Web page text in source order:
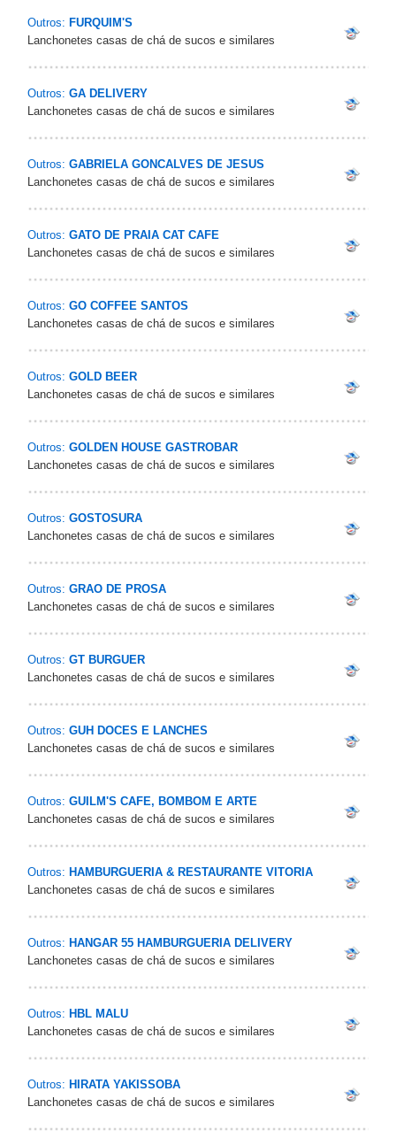
Outros: FURQUIM'S
Lanchonetes casas de chá de sucos e similares
Outros: GA DELIVERY
Lanchonetes casas de chá de sucos e similares
Outros: GABRIELA GONCALVES DE JESUS
Lanchonetes casas de chá de sucos e similares
Outros: GATO DE PRAIA CAT CAFE
Lanchonetes casas de chá de sucos e similares
Outros: GO COFFEE SANTOS
Lanchonetes casas de chá de sucos e similares
Outros: GOLD BEER
Lanchonetes casas de chá de sucos e similares
Outros: GOLDEN HOUSE GASTROBAR
Lanchonetes casas de chá de sucos e similares
Outros: GOSTOSURA
Lanchonetes casas de chá de sucos e similares
Outros: GRAO DE PROSA
Lanchonetes casas de chá de sucos e similares
Outros: GT BURGUER
Lanchonetes casas de chá de sucos e similares
Outros: GUH DOCES E LANCHES
Lanchonetes casas de chá de sucos e similares
Outros: GUILM'S CAFE, BOMBOM E ARTE
Lanchonetes casas de chá de sucos e similares
Outros: HAMBURGUERIA & RESTAURANTE VITORIA
Lanchonetes casas de chá de sucos e similares
Outros: HANGAR 55 HAMBURGUERIA DELIVERY
Lanchonetes casas de chá de sucos e similares
Outros: HBL MALU
Lanchonetes casas de chá de sucos e similares
Outros: HIRATA YAKISSOBA
Lanchonetes casas de chá de sucos e similares